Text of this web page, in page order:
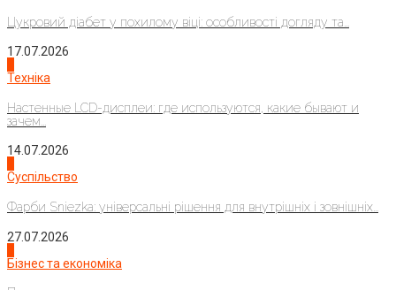
Цукровий діабет у похилому віці: особливості догляду та...
17.07.2026
Техніка
Настенные LCD-дисплеи: где используются, какие бывают и
зачем...
14.07.2026
Суспільство
Фарби Sniezka: універсальні рішення для внутрішніх і зовнішніх...
27.07.2026
Бізнес та економіка